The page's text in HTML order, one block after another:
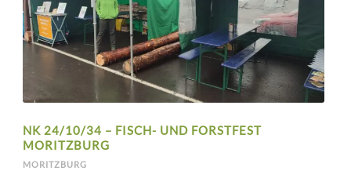
NK 24/10/34 – FISCH- UND FORSTFEST
MORITZBURG
MORITZBURG